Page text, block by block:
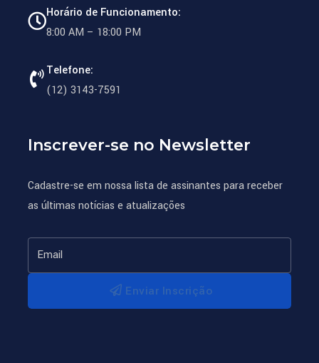
Horário de Funcionamento:
8:00 AM – 18:00 PM
Telefone:
(12) 3143-7591
Inscrever-se no Newsletter
Cadastre-se em nossa lista de assinantes para receber
as últimas notícias e atualizações
Enviar Inscrição